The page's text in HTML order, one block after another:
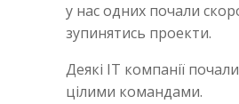
у нас одних почали
зупинятись проекти.
Деякі IT компанії
цілими командами.